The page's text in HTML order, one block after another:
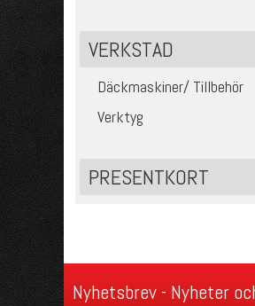
VERKSTAD
Däckmaskiner/ Tillbehör
Verktyg
PRESENTKORT
Nyhetsbrev - Nyheter